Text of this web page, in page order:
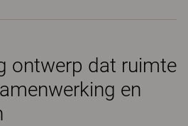
ontwerp dat ruimte
en